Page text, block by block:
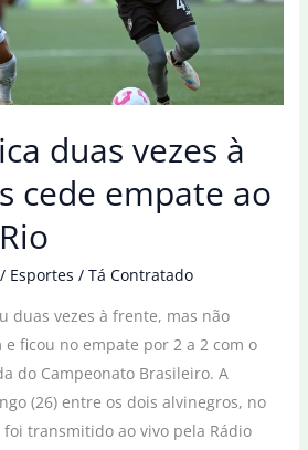
duas vezes à
cede empate ao
/ Esportes / Tá Contratado
duas vezes à frente, mas não
ficou no empate por 2 a 2 com o
do Campeonato Brasileiro. A
(26) entre os dois alvinegros, no
transmitido ao vivo pela Rádio